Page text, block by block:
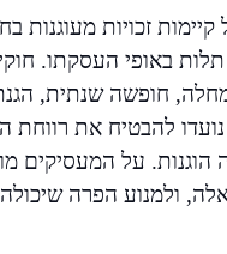
זכויות מעוגנות
באופי העסקתו.
מחלה, חופשה שנתית,
להבטיח את רווחת
הוגנות. על המעסיקים
ולמנוע הפרה שיכולה